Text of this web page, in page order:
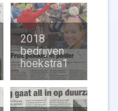
2018
bedrijven
hoekstra1